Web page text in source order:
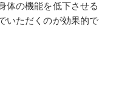
体の機能を低下させる
いただくのが効果的で